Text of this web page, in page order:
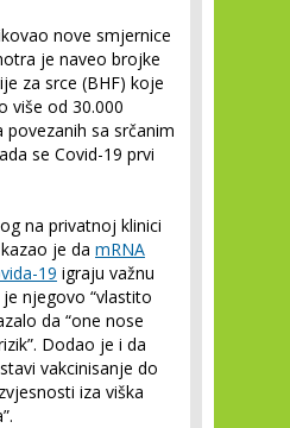
nove smjernice
je naveo brojke
za srce (BHF) koje
više od 30.000
povezanih sa srčanim
se Covid-19 prvi
na privatnoj klinici
je da mRNA
19 igraju važnu
njegovo “vlastito
da “one nose
Dodao je i da
vakcinisanje do
iza viška